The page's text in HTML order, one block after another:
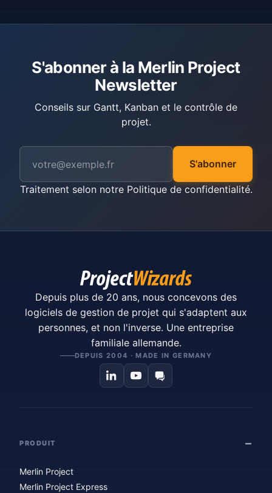
S'abonner à la Merlin Project
Newsletter
Conseils sur Gantt, Kanban et le contrôle de
projet.
S'abonner
Traitement selon notre Politique de confidentialité.
Depuis plus de 20 ans, nous concevons des
logiciels de gestion de projet qui s'adaptent aux
personnes, et non l'inverse. Une entreprise
familiale allemande.
DEPUIS 2004 · MADE IN GERMANY
PRODUIT
Merlin Project
Merlin Project Express